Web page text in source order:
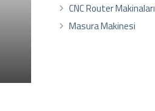
CNC Router Makinaları
Masura Makinesi